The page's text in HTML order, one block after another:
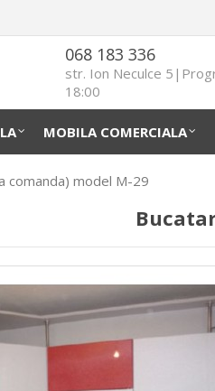
068 183 336
str. Ion Neculce
18:00
MOBILA COMERCIALA
comanda) model М-29